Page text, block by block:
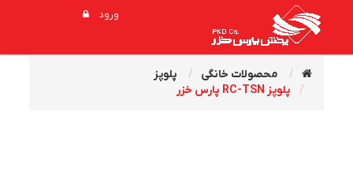
ورود
محصولات خانگی
پلوپز
پلوپز RC-TSN پارس خزر